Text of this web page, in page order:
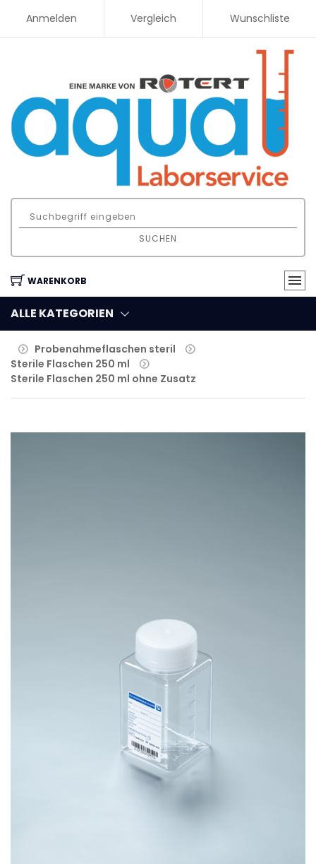
Anmelden Vergleich Wunschliste
SUCHEN
WARENKORB
ALLE KATEGORIEN
Probenahmeflaschen steril
Sterile Flaschen 250 ml
Sterile Flaschen 250 ml ohne Zusatz